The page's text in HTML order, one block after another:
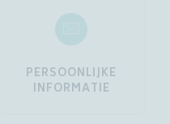
PERSOONLIJKE
INFORMATIE